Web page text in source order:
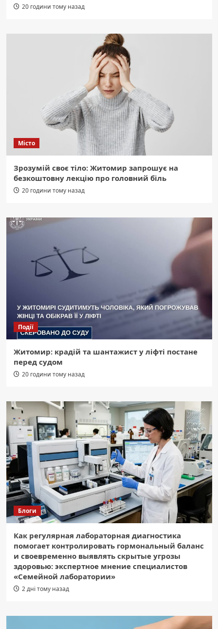
20 години тому назад
Місто
Зрозумій своє тіло: Житомир запрошує на
безкоштовну лекцію про головний біль
20 години тому назад
Події
Житомир: крадій та шантажист у ліфті постане
перед судом
20 години тому назад
Блоги
Как регулярная лабораторная диагностика
помогает контролировать гормональный баланс
и своевременно выявлять скрытые угрозы
здоровью: экспертное мнение специалистов
«Семейной лаборатории»
2 дні тому назад